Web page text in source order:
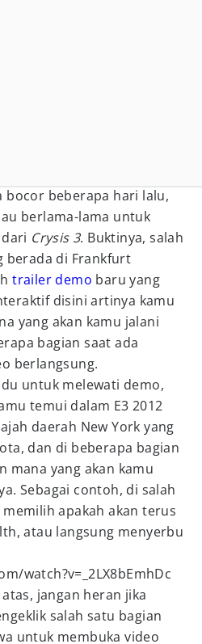
bocor beberapa hari lalu,
berlama-lama untuk
Crysis 3. Buktinya, salah
berada di Frankfurt
trailer demo baru yang
disini artinya kamu
yang akan kamu jalani
bagian saat ada
berlangsung.
untuk melewati demo,
temui dalam E3 2012
daerah New York yang
dan di beberapa bagian
mana yang akan kamu
Sebagai contoh, di salah
apakah akan terus
atau langsung menyerbu
watch?v=_2LX8bEmhDc
jangan heran jika
salah satu bagian
untuk membuka video